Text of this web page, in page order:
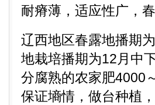
耐瘠薄，适应性广，
辽西地区春露地播期
地栽培播期为12月中
分腐熟的农家肥4000
保证墒情，做台种植